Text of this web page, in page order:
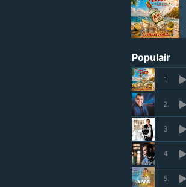
Populair
1
2
3
4
5